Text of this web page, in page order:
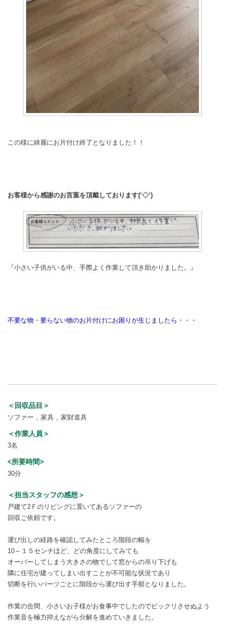
この様に綺麗にお片付け終了となりました！！
お客様から感謝のお言葉を頂戴しております(‘◇’)ゞ
『小さい子供がいる中、手際よく作業して頂き助かりました。』
不要な物・要らない物のお片付けにお困りが生じましたら・・・
＜回収品目＞
ソファー 家具 家財道具
＜作業人員＞
3名
<所要時間>
30分
＜担当スタッフの感想＞
戸建て2Ｆのリビングに置いてあるソファーの
回収ご依頼です。
運び出しの経路を確認してみたところ階段の幅を
10～１５センチほど、どの角度にしてみても
オーバーしてしまう大きさの物でして窓からの吊り下げも
隣に住宅が建ってしまい出すことが不可能な状況であり
切断を行いパーツごとに階段から運び出す手順となりました。
作業の合間、小さいお子様がお食事中でしたのでビックリさせぬよう
作業音を極力抑えながら分解を進めていきました。